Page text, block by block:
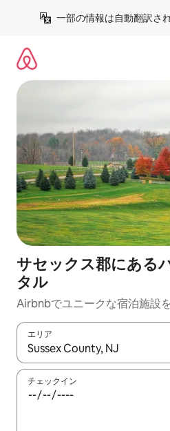
一部の情報は自動翻訳さ
サセックス郡にある
タル
Airbnbでユニークな宿泊施設
エリア
検索結果が表示されたら、上下
チェックイン